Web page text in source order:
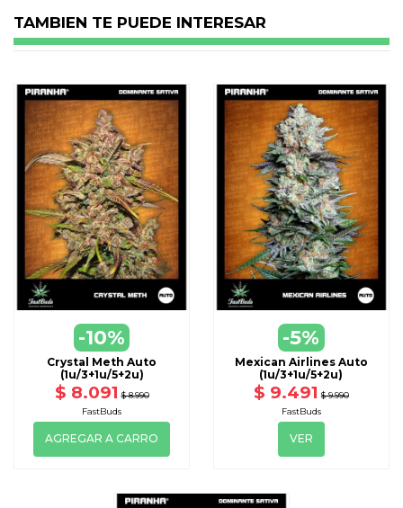
TAMBIEN TE PUEDE INTERESAR
-10%
Crystal Meth Auto
(1u/3+1u/5+2u)
$ 8.091 $ 8.990
FastBuds
AGREGAR A CARRO
-5%
VER
DISPONIBLE CON OTRAS
Mexican Airlines Auto
(1u/3+1u/5+2u)
$ 9.491 $ 9.990
FastBuds
VER